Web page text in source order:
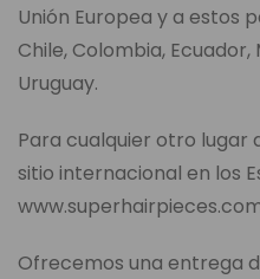
Unión Europea y a estos
Chile, Colombia, Ecuador,
Uruguay.
Para cualquier otro lugar
sitio internacional en los
Ofrecemos una entrega